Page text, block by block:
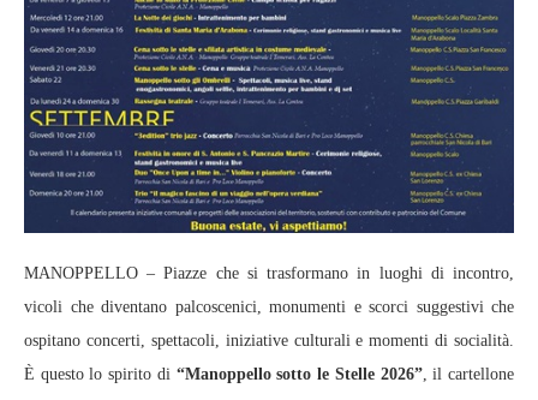
MANOPPELLO – Piazze che si trasformano in luoghi di incontro,
vicoli che diventano palcoscenici, monumenti e scorci suggestivi che
ospitano concerti, spettacoli, iniziative culturali e momenti di socialità.
È questo lo spirito di “Manoppello sotto le Stelle 2026”, il cartellone